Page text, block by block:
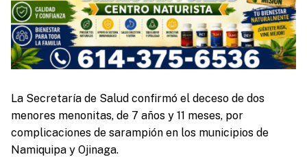
La Secretaría de Salud confirmó el deceso de dos
menores menonitas, de 7 años y 11 meses, por
complicaciones de sarampión en los municipios de
Namiquipa y Ojinaga.